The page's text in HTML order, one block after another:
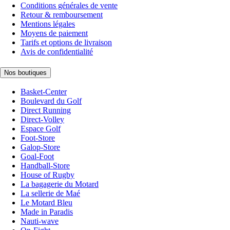
Conditions générales de vente
Retour & remboursement
Mentions légales
Moyens de paiement
Tarifs et options de livraison
Avis de confidentialité
Nos boutiques
Basket-Center
Boulevard du Golf
Direct Running
Direct-Volley
Espace Golf
Foot-Store
Galop-Store
Goal-Foot
Handball-Store
House of Rugby
La bagagerie du Motard
La sellerie de Maé
Le Motard Bleu
Made in Paradis
Nauti-wave